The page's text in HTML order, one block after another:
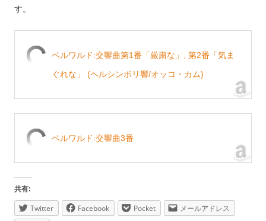
す。
ベルワルド:交響曲第1番「厳粛な」, 第2番「気ま
ぐれな」 (ヘルシンボリ響/オッコ・カム)
ベルワルド:交響曲3番
共有:
Twitter Facebook Pocket
メールアドレス